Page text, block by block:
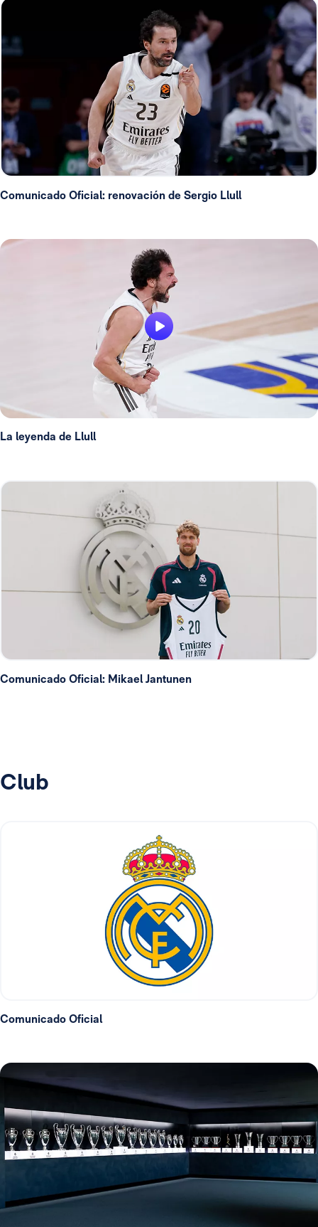
Comunicado Oficial: renovación de Sergio Llull
La leyenda de Llull
Comunicado Oficial: Mikael Jantunen
Club
Comunicado Oficial